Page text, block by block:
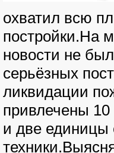
охватил всю
постройки.На
новости не
серьёзных
ликвидации
привлечены
и две единицы